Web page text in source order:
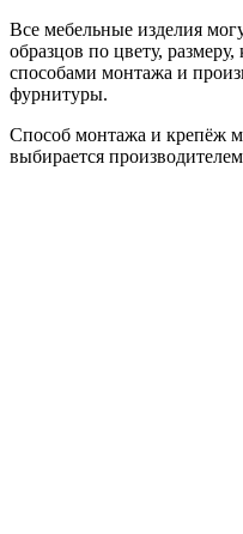
Все мебельные изделия
образцов по цвету,
способами монтажа и
фурнитуры.
Способ монтажа и крепёж
выбирается